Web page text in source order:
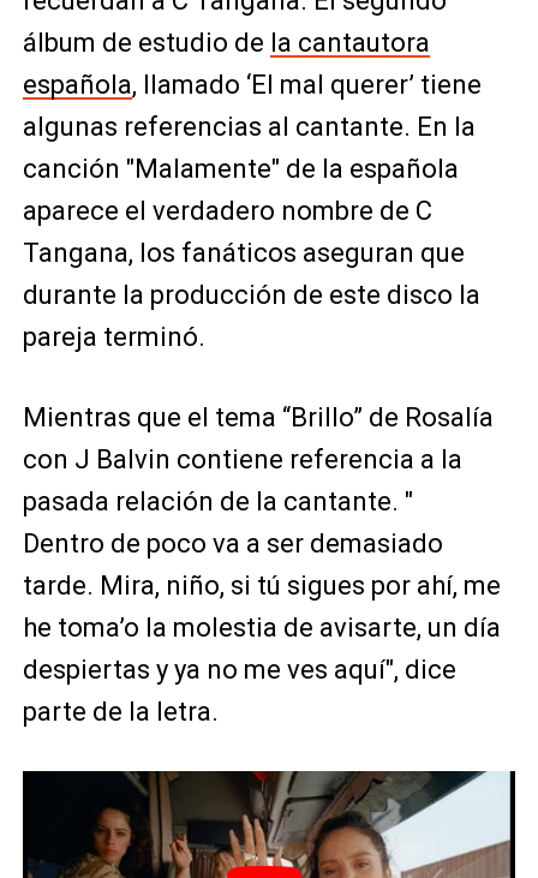
álbum de estudio de la cantautora
española, llamado ‘El mal querer’ tiene
algunas referencias al cantante. En la
canción "Malamente" de la española
aparece el verdadero nombre de C
Tangana, los fanáticos aseguran que
durante la producción de este disco la
pareja terminó.
Mientras que el tema “Brillo” de Rosalía
con J Balvin contiene referencia a la
pasada relación de la cantante. "
Dentro de poco va a ser demasiado
tarde. Mira, niño, si tú sigues por ahí, me
he toma’o la molestia de avisarte, un día
despiertas y ya no me ves aquí", dice
parte de la letra.